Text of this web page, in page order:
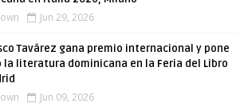
Jun 29, 2026
Tavárez gana premio internacional y pone
la literatura dominicana en la Feria del Libro
Jun 09, 2026